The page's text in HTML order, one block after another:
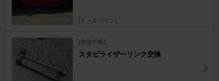
[ミィ＆プリン]
[整備手帳]
スタビライザーリンク交換